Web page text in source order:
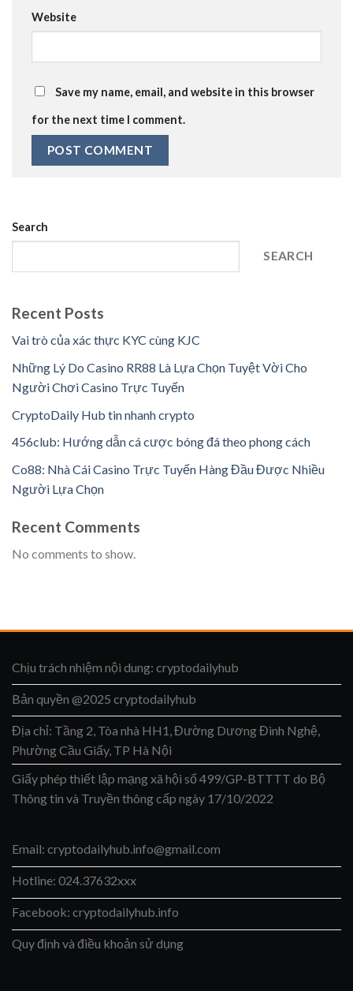
Website
Save my name, email, and website in this browser
for the next time I comment.
Search
SEARCH
Recent Posts
Vai trò của xác thực KYC cùng KJC
Những Lý Do Casino RR88 Là Lựa Chọn Tuyệt Vời Cho
Người Chơi Casino Trực Tuyến
CryptoDaily Hub tin nhanh crypto
456club: Hướng dẫn cá cược bóng đá theo phong cách
Co88: Nhà Cái Casino Trực Tuyến Hàng Đầu Được Nhiều
Người Lựa Chọn
Recent Comments
No comments to show.
Chịu trách nhiệm nội dung: cryptodailyhub
Bản quyền @2025 cryptodailyhub
Địa chỉ: Tầng 2, Tòa nhà HH1, Đường Dương Đình Nghệ,
Phường Cầu Giấy, TP Hà Nội
Giấy phép thiết lập mạng xã hội số 499/GP-BTTTT do Bộ
Thông tin và Truyền thông cấp ngày 17/10/2022
Email: cryptodailyhub.info@gmail.com
Hotline: 024.37632xxx
Facebook: cryptodailyhub.info
Quy định và điều khoản sử dụng